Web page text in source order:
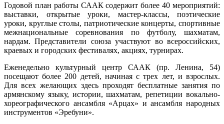
Годовой план работы СААК содержит более 40 мероприятий:
выставки, открытые уроки, мастер-классы, поэтические
уроки, круглые столы, патриотические концерты, спортивные
межнациональные соревнования по футболу, шахматам,
нардам. Представители союза участвуют во всероссийских,
краевых и городских фестивалях, акциях, турнирах.
Еженедельно культурный центр СААК (пр. Ленина, 54)
посещают более 200 детей, начиная с трех лет, и взрослых.
Для всех желающих здесь проходят бесплатные занятия по
армянскому языку, истории, шахматам, репетиции вокально-
хореографического ансамбля «Арцах» и ансамбля народных
инструментов «Эребуни».